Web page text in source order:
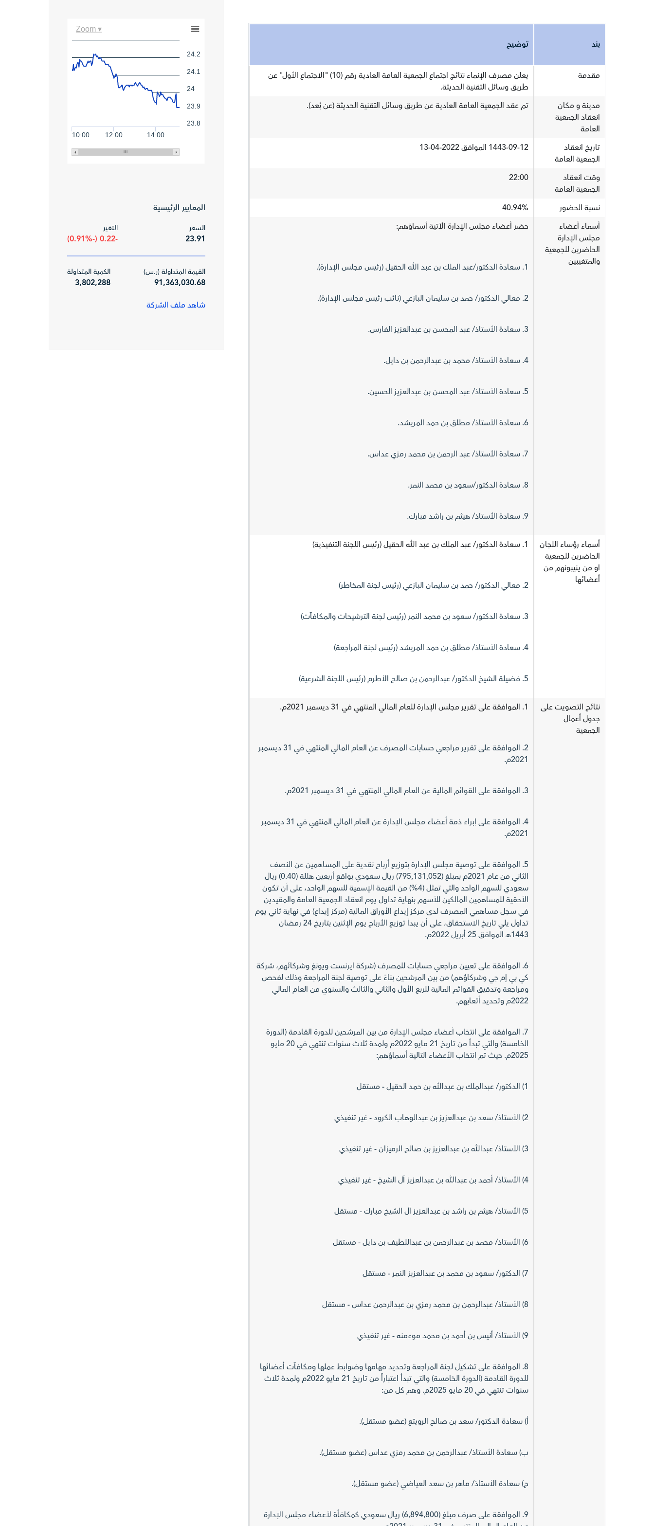
بند توضيح
مقدمة
يعلن مصرف الإنماء نتائج اجتماع الجمعية العامة العادية رقم (10) "الاجتماع الأول" عن
طريق وسائل التقنية الحديثة.
مدينة و مكان
انعقاد الجمعية
العامة
تم عقد الجمعية العامة العادية عن طريق وسائل التقنية الحديثة (عن بُعد).
تاريخ انعقاد
الجمعية العامة
1443-09-12 الموافق 2022-04-13
وقت انعقاد
الجمعية العامة
22:00
نسبة الحضور
40.94%
أسماء أعضاء
مجلس الإدارة
الحاضرين للجمعية
والمتغيبين
حضر أعضاء مجلس الإدارة الآتية أسماؤهم:
1. سعادة الدكتور/عبد الملك بن عبد الله الحقيل (رئيس مجلس الإدارة).
2. معالي الدكتور/ حمد بن سليمان البازعي (نائب رئيس مجلس الإدارة).
3. سعادة الأستاذ/ عبد المحسن بن عبدالعزيز الفارس.
4. سعادة الأستاذ/ محمد بن عبدالرحمن بن دايل.
5. سعادة الأستاذ/ عبد المحسن بن عبدالعزيز الحسين.
6. سعادة الأستاذ/ مطلق بن حمد المريشد.
7. سعادة الأستاذ/ عبد الرحمن بن محمد رمزي عداس.
8. سعادة الدكتور/سعود بن محمد النمر.
9. سعادة الأستاذ/ هيثم بن راشد مبارك.
أسماء رؤساء اللجان
الحاضرين للجمعية
او من ينيبونهم من
أعضائها
1. سعادة الدكتور/ عبد الملك بن عبد الله الحقيل (رئيس اللجنة التنفيذية)
2. معالي الدكتور/ حمد بن سليمان البازعي (رئيس لجنة المخاطر)
3. سعادة الدكتور/ سعود بن محمد النمر (رئيس لجنة الترشيحات والمكافآت)
4. سعادة الأستاذ/ مطلق بن حمد المريشد (رئيس لجنة المراجعة)
5. فضيلة الشيخ الدكتور/ عبدالرحمن بن صالح الأطرم (رئيس اللجنة الشرعية)
نتائج التصويت على
جدول أعمال
الجمعية
1. الموافقة على تقرير مجلس الإدارة للعام المالي المنتهي في 31 ديسمبر 2021م.
2. الموافقة على تقرير مراجعي حسابات المصرف عن العام المالي المنتهي في 31 ديسمبر
2021م.
3. الموافقة على القوائم المالية عن العام المالي المنتهي في 31 ديسمبر 2021م.
4. الموافقة على إبراء ذمة أعضاء مجلس الإدارة عن العام المالي المنتهي في 31 ديسمبر
2021م.
5. الموافقة على توصية مجلس الإدارة بتوزيع أرباح نقدية على المساهمين عن النصف
الثاني من عام 2021م بمبلغ (795,131,052) ريال سعودي بواقع أربعين هللة (0.40) ريال
سعودي للسهم الواحد والتي تمثل (4%) من القيمة الإسمية للسهم الواحد، على أن تكون
الأحقية للمساهمين المالكين للأسهم بنهاية تداول يوم انعقاد الجمعية العامة والمقيدين
في سجل مساهمي المصرف لدى مركز إيداع الأوراق المالية (مركز إيداع) في نهاية ثاني يوم
تداول يلي تاريخ الاستحقاق، على أن يبدأ توزيع الأرباح يوم الإثنين بتاريخ 24 رمضان
1443هـ الموافق 25 أبريل 2022م.
6. الموافقة على تعيين مراجعي حسابات للمصرف (شركة ايرنست ويونغ وشركائهم، شركة
كي بي إم جي وشركاؤهم) من بين المرشحين بناءً على توصية لجنة المراجعة وذلك لفحص
ومراجعة وتدقيق القوائم المالية للربع الأول والثاني والثالث والسنوي من العام المالي
2022م وتحديد أتعابهم.
7. الموافقة على انتخاب أعضاء مجلس الإدارة من بين المرشحين للدورة القادمة (الدورة
الخامسة) والتي تبدأ من تاريخ 21 مايو 2022م ولمدة ثلاث سنوات تنتهي في 20 مايو
2025م. حيث تم انتخاب الأعضاء التالية أسماؤهم:
1) الدكتور/ عبدالملك بن عبدالله بن حمد الحقيل - مستقل
2) الأستاذ/ سعد بن عبدالعزيز بن عبدالوهاب الكرود - غير تنفيذي
3) الأستاذ/ عبدالله بن عبدالعزيز بن صالح الرميزان - غير تنفيذي
4) الأستاذ/ أحمد بن عبدالله بن عبدالعزيز آل الشيخ - غير تنفيذي
5) الأستاذ/ هيثم بن راشد بن عبدالعزيز آل الشيخ مبارك - مستقل
6) الأستاذ/ محمد بن عبدالرحمن بن عبداللطيف بن دايل - مستقل
7) الدكتور/ سعود بن محمد بن عبدالعزيز النمر - مستقل
8) الأستاذ/ عبدالرحمن بن محمد رمزي بن عبدالرحمن عداس - مستقل
9) الأستاذ/ أنيس بن أحمد بن محمد موءمنه - غير تنفيذي
8. الموافقة على تشكيل لجنة المراجعة وتحديد مهامها وضوابط عملها ومكافآت أعضائها
للدورة القادمة (الدورة الخامسة) والتي تبدأ اعتباراً من تاريخ 21 مايو 2022م ولمدة ثلاث
سنوات تنتهي في 20 مايو 2025م. وهم كل من:
أ) سعادة الدكتور/ سعد بن صالح الرويتع (عضو مستقل).
ب) سعادة الأستاذ/ عبدالرحمن بن محمد رمزي عداس (عضو مستقل).
ج) سعادة الأستاذ/ ماهر بن سعد العياضي (عضو مستقل).
9. الموافقة على صرف مبلغ (6,894,800) ريال سعودي كمكافأة لأعضاء مجلس الإدارة
12:00 14:00
10:00
23.9
24
24.1
24.2
23.8
Zoom ▾
المعايير الرئيسية
السعر
23.91
التغير
-0.22 (-0.91%)
القيمة المتداولة (ر.س)
91,363,030.68
الكمية المتداولة
3,802,288
شاهد ملف الشركة